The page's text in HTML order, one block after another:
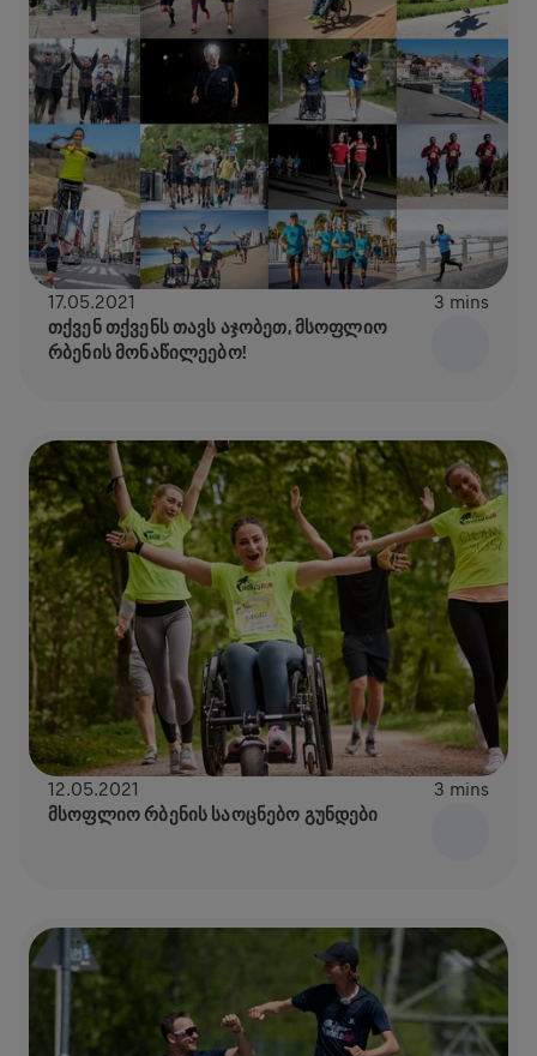
17.05.2021 3 mins
ᲗᲥᲕᲔᲜ ᲗᲥᲕᲔᲜᲡ ᲗᲐᲕᲡ ᲐᲯᲝᲑᲔᲗ, ᲛᲡᲝᲤᲚᲘᲝ
ᲠᲑᲔᲜᲘᲡ ᲛᲝᲜᲐᲬᲘᲚᲔᲔᲑᲝ!
12.05.2021 3 mins
ᲛᲡᲝᲤᲚᲘᲝ ᲠᲑᲔᲜᲘᲡ ᲡᲐᲝᲪᲜᲔᲑᲝ ᲒᲣᲜᲓᲔᲑᲘ